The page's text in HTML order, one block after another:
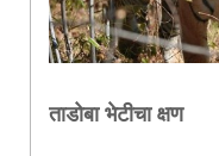
ताडोबा भेटीचा क्षण